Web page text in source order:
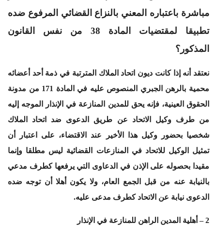
مباشرة باعتباره المعني بالنزاع القضائي المرفوع ضده
تطبيقا لمقتضيات المادة 38 من نفس القانون
المذكور؟
نعتقد أنه إذا كانت ديون اتحاد الملاك المترتبة في ذمة أحد أعضائه
محمية بالرهن الجبري المنصوص عليه في المادة 171 من مدونة
الحقوق العينية، فإنه يحق للمدين المنازعة في الإنذار الموجه إليه
من طرف وكيل الاتحاد عن طريق الدعوى ضد اتحاد الملاك
شخصيا بحضور وكيل هذا الأخير عند الاقتضاء، على اعتبار أن
تمثيل الوكيل للاتحاد في المنازعات القضائية ليس مطلقا وإنما
مقيدا بحصوله على الإذن في الدعاوى التي يرفعها كطرف مدعي
بالنيابة عنه من قبل الجمع العام، ولا يكون أهلا أن توجه ضده
الدعوى نيابة عن الاتحاد كطرف مدعى عليه.
2 – أهلية المدين الراهن للمنازعة في الإنذار